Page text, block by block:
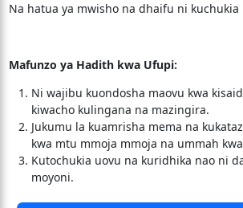
Na hatua ya mwisho na dhaifu ni kuchukia
Mafunzo ya Hadith kwa Ufupi:
Ni wajibu kuondosha maovu kwa
kiwacho kulingana na mazingira.
Jukumu la kuamrisha mema na
kwa mtu mmoja mmoja na ummah
Kutochukia uovu na kuridhika nao ni
moyoni.